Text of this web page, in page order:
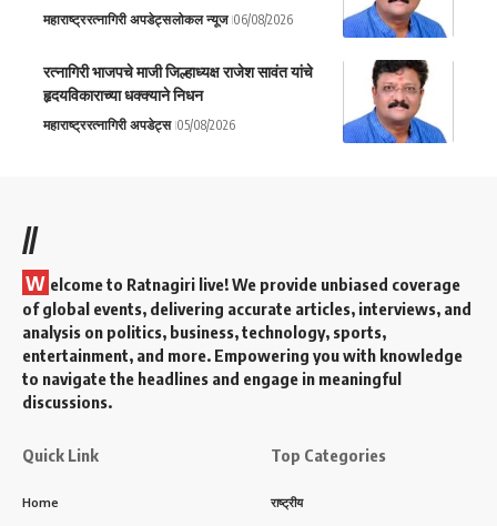
महाराष्ट्ररत्नागिरी अपडेट्सलोकल न्यूज 06/08/2026
रत्नागिरी भाजपचे माजी जिल्हाध्यक्ष राजेश सावंत यांचे
हृदयविकाराच्या धक्क्याने निधन
महाराष्ट्ररत्नागिरी अपडेट्स 05/08/2026
//
W elcome to Ratnagiri live! We provide unbiased coverage
of global events, delivering accurate articles, interviews, and
analysis on politics, business, technology, sports,
entertainment, and more. Empowering you with knowledge
to navigate the headlines and engage in meaningful
discussions.
Quick Link
Home
Top Categories
राष्ट्रीय